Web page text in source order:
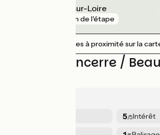
Cosne-Cours-sur-Loire
3 km de l'étape
Afficher les gares à proximité sur la
Avis sur Sancerre /
5/5Intérêt